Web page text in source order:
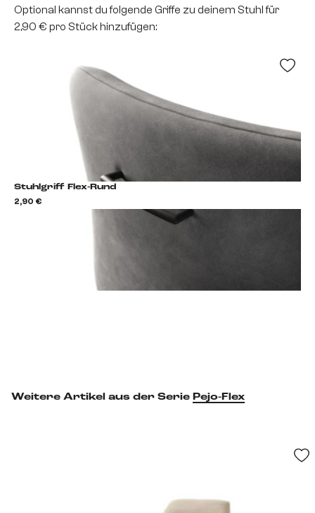
Optional kannst du folgende Griffe zu deinem Stuhl für
2,90 € pro Stück hinzufügen:
Stuhlgriff Flex-Rund
2,90 €
Stuhlgriff hinzufügen
Weitere Artikel aus der Serie Pejo-Flex